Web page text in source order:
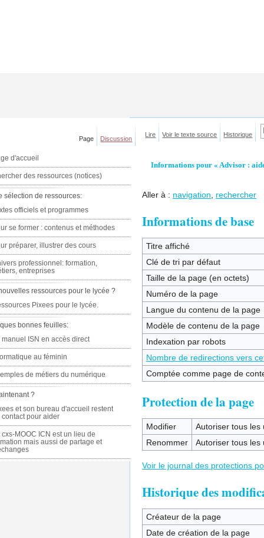
Informations pour « Advisor :
Aller à : navigation rechercher
Informations de base
Titre affiché
Clé de tri par défaut
Taille de la page (en octets)
Numéro de la page
Langue du contenu de la page
Modèle de contenu de la page
Indexation par robots
Nombre de redirections vers
Comptée comme page de
Protection de la page
Modifier
Autoriser tous les
Renommer
Autoriser tous les
Voir le journal des protections
Historique des
Créateur de la page
Date de création de la page
Page Discussion
Lire Voir le texte source Historique
d'accueil
des ressources (notices)
sélection de ressources:
officiels et programmes
se former : contenus et méthodes
préparer, illustrer des cours
professionnel: formation,
entreprises
ressources pour le lycée ?
Pixees pour le lycée.
bonnes feuilles:
manuel ISN en accès direct
au féminin
de métiers du numérique
?
et son bureau d'accueil restent
contact pour aider
cxs-MOOC ICN est un lieu de
mais aussi de partage et